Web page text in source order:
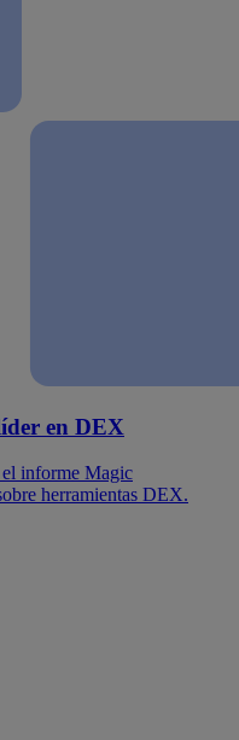
en DEX
informe Magic
herramientas DEX.